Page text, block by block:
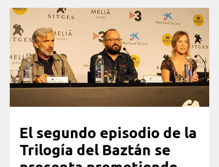
El segundo episodio de la
Trilogía del Baztán se